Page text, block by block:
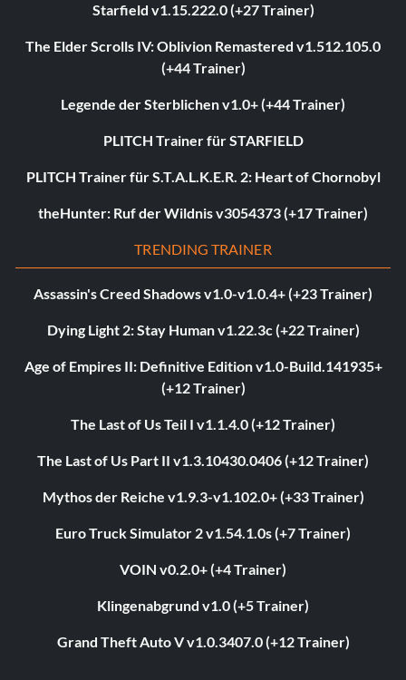
Starfield v1.15.222.0 (+27 Trainer)
The Elder Scrolls IV: Oblivion Remastered v1.512.105.0
(+44 Trainer)
Legende der Sterblichen v1.0+ (+44 Trainer)
PLITCH Trainer für STARFIELD
PLITCH Trainer für S.T.A.L.K.E.R. 2: Heart of Chornobyl
theHunter: Ruf der Wildnis v3054373 (+17 Trainer)
TRENDING TRAINER
Assassin's Creed Shadows v1.0-v1.0.4+ (+23 Trainer)
Dying Light 2: Stay Human v1.22.3c (+22 Trainer)
Age of Empires II: Definitive Edition v1.0-Build.141935+
(+12 Trainer)
The Last of Us Teil I v1.1.4.0 (+12 Trainer)
The Last of Us Part II v1.3.10430.0406 (+12 Trainer)
Mythos der Reiche v1.9.3-v1.102.0+ (+33 Trainer)
Euro Truck Simulator 2 v1.54.1.0s (+7 Trainer)
VOIN v0.2.0+ (+4 Trainer)
Klingenabgrund v1.0 (+5 Trainer)
Grand Theft Auto V v1.0.3407.0 (+12 Trainer)